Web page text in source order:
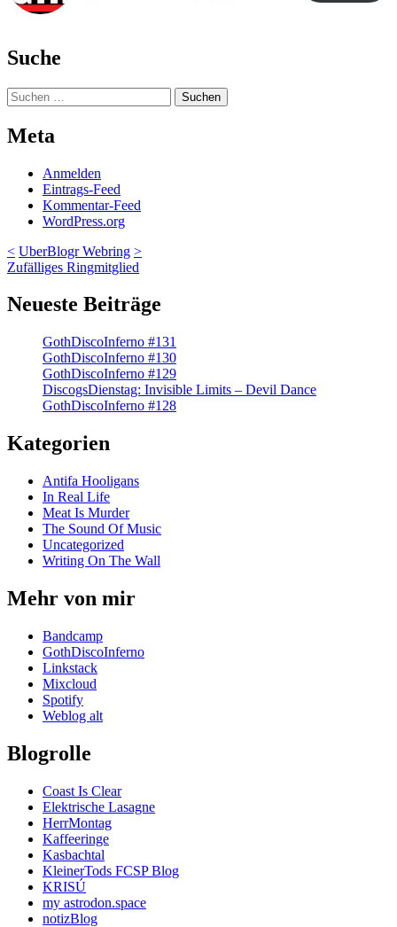
Suche
Suchen
nach:
Meta
Anmelden
Eintrags-Feed
Kommentar-Feed
WordPress.org
< UberBlogr Webring >
Zufälliges Ringmitglied
Neueste Beiträge
GothDiscoInferno #131
GothDiscoInferno #130
GothDiscoInferno #129
DiscogsDienstag: Invisible Limits – Devil Dance
GothDiscoInferno #128
Kategorien
Antifa Hooligans
In Real Life
Meat Is Murder
The Sound Of Music
Uncategorized
Writing On The Wall
Mehr von mir
Bandcamp
GothDiscoInferno
Linkstack
Mixcloud
Spotify
Weblog alt
Blogrolle
Coast Is Clear
Elektrische Lasagne
HerrMontag
Kaffeeringe
Kasbachtal
KleinerTods FCSP Blog
KRISÚ
my astrodon.space
notizBlog